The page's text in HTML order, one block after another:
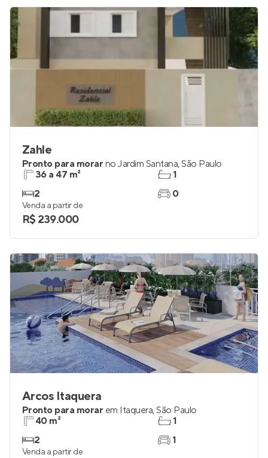
Zahle
Pronto para morar no Jardim Santana,São Paulo
36 a 47 m²
2
1
0
Venda a partir de
R$ 239.000
Arcos Itaquera
Pronto para morar em Itaquera,São Paulo
40 m²
2
1
1
Venda a partir de